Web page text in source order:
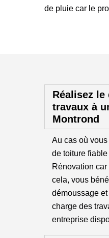
de pluie car le
Réalisez
travaux à
Montrond
Au cas où
de toiture
Rénovation
cela, vous
démoussage
charge des
entreprise